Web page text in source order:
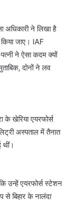
अधिकारी ने लिखा है
जाए। IAF
ने ऐसा कदम क्यों
दोनों ने लव
के खेरिया एयरफोर्स
अस्पताल में तैनात
थीं।
उन्हें एयरफोर्स स्टेशन
से बिहार के नालंदा